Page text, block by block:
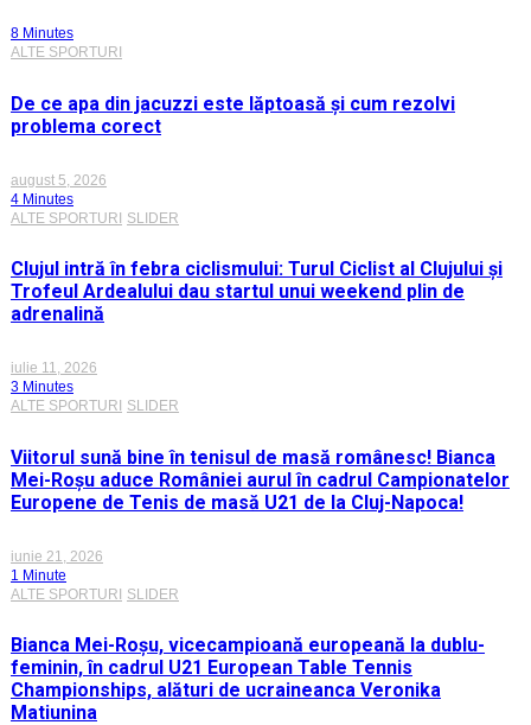
8 Minutes
ALTE SPORTURI
De ce apa din jacuzzi este lăptoasă și cum rezolvi
problema corect
august 5, 2026
4 Minutes
ALTE SPORTURI SLIDER
Clujul intră în febra ciclismului: Turul Ciclist al Clujului și
Trofeul Ardealului dau startul unui weekend plin de
adrenalină
iulie 11, 2026
3 Minutes
ALTE SPORTURI
SLIDER
Viitorul sună bine în tenisul de masă românesc! Bianca
Mei-Roșu aduce României aurul în cadrul Campionatelor
Europene de Tenis de masă U21 de la Cluj-Napoca!
iunie 21, 2026
1 Minute
ALTE SPORTURI SLIDER
Bianca Mei-Roșu, vicecampioană europeană la dublu-
feminin, în cadrul U21 European Table Tennis
Championships, alături de ucraineanca Veronika
Matiunina